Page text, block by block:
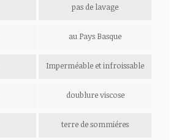
pas de lavage
au Pays Basque
Imperméable et infroissable
doublure viscose
terre de sommiéres